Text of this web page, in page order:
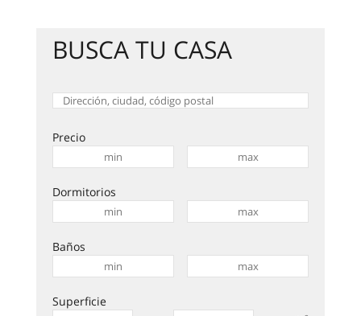
BUSCA TU CASA
Precio
Dormitorios
Baños
Superficie